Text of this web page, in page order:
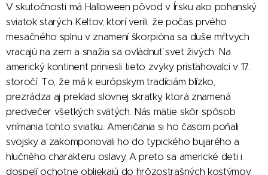
V skutočnosti má Halloween pôvod v Írsku ako pohanský
sviatok starých Keltov, ktorí verili, že počas prvého
mesačného splnu v znamení škorpióna sa duše mŕtvych
vracajú na zem a snažia sa ovládnuť svet živých. Na
americký kontinent priniesli tieto zvyky prisťahovalci v 17.
storočí. To, že má k európskym tradíciám blízko,
prezrádza aj preklad slovnej skratky, ktorá znamená
predvečer všetkých svätých. Nás mätie skôr spôsob
vnímania tohto sviatku. Američania si ho časom poňali
svojsky a zakomponovali ho do typického bujarého a
hlučného charakteru oslavy. A preto sa americké deti i
dospelí ochotne obliekajú do hrôzostrašných kostýmov